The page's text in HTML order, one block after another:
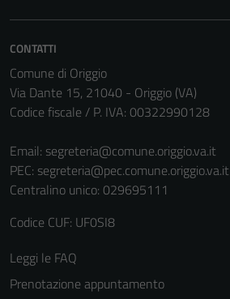
CONTATTI
Comune di Origgio
Via Dante 15, 21040 - Origgio (VA)
Codice fiscale / P. IVA: 00322990128
Email: segreteria@comune.origgio.va.it
PEC: segreteria@pec.comune.origgio.va.it
Centralino unico: 029695111
Codice CUF: UF0SI8
Leggi le FAQ
Prenotazione appuntamento